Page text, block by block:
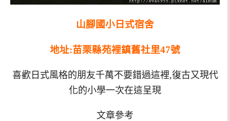
山腳國小日式宿舍
地址:苗栗縣苑裡鎮舊社里47號
喜歡日式風格的朋友千萬不要錯過這裡,復古又現代
化的小學一次在這呈現
文章參考